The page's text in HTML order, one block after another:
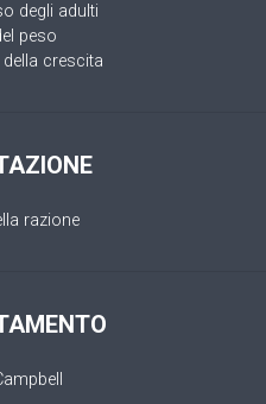
degli adulti
peso
crescita
razione